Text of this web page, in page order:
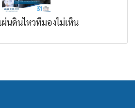
นดินไหวที่มองไม่เห็น